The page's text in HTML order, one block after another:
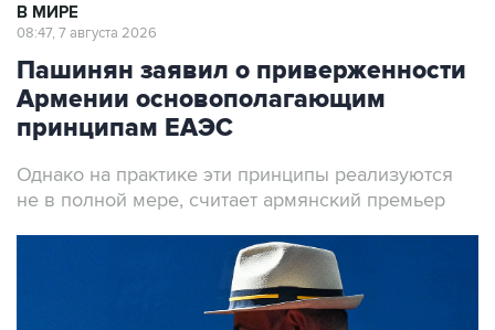
В МИРЕ
08:47, 7 августа 2026
Пашинян заявил о приверженности
Армении основополагающим
принципам ЕАЭС
Однако на практике эти принципы реализуются
не в полной мере, считает армянский премьер